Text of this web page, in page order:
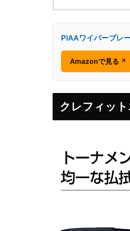
PIAAワイパーブレ
Amazonで見る ↗
クレフィッ